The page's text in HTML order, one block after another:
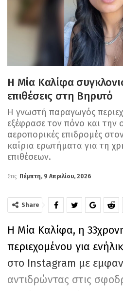
Η Μία Καλίφα
επιθέσεις στη Βηρυτό
Η γνωστή παραγωγός
εξέφρασε τον πόνο και την
αεροπορικές επιδρομές
καίρια ερωτήματα για τη
επιθέσεων.
Στις Πέμπτη, 9 Απριλίου, 2026
Share
Η Μία Καλίφα, η
περιεχομένου για
στο Instagram με
αντιδρώντας στις